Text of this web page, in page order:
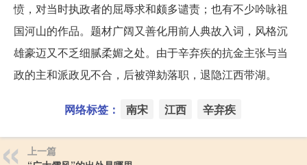
愤，对当时执政者的屈辱求和颇多谴责；也有不少吟咏祖
国河山的作品。题材广阔又善化用前人典故入词，风格沉
雄豪迈又不乏细腻柔媚之处。由于辛弃疾的抗金主张与当
政的主和派政见不合，后被弹劾落职，退隐江西带湖。
网络标签： 南宋 江西 辛弃疾
上一篇